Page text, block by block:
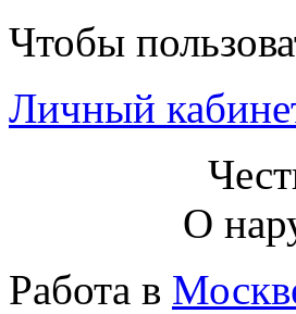
Чтобы
Личный
О
Работа в